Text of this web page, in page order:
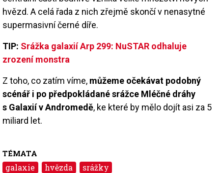
hvězd. A celá řada z nich zřejmě skončí v nenasytné
supermasivní černé díře.
TIP: Srážka galaxií Arp 299: NuSTAR odhaluje
zrození monstra
Z toho, co zatím víme, můžeme očekávat podobný
scénář i po předpokládané srážce Mléčné dráhy
s Galaxií v Andromedě, ke které by mělo dojít asi za 5
miliard let.
TÉMATA
galaxie hvězda
srážky